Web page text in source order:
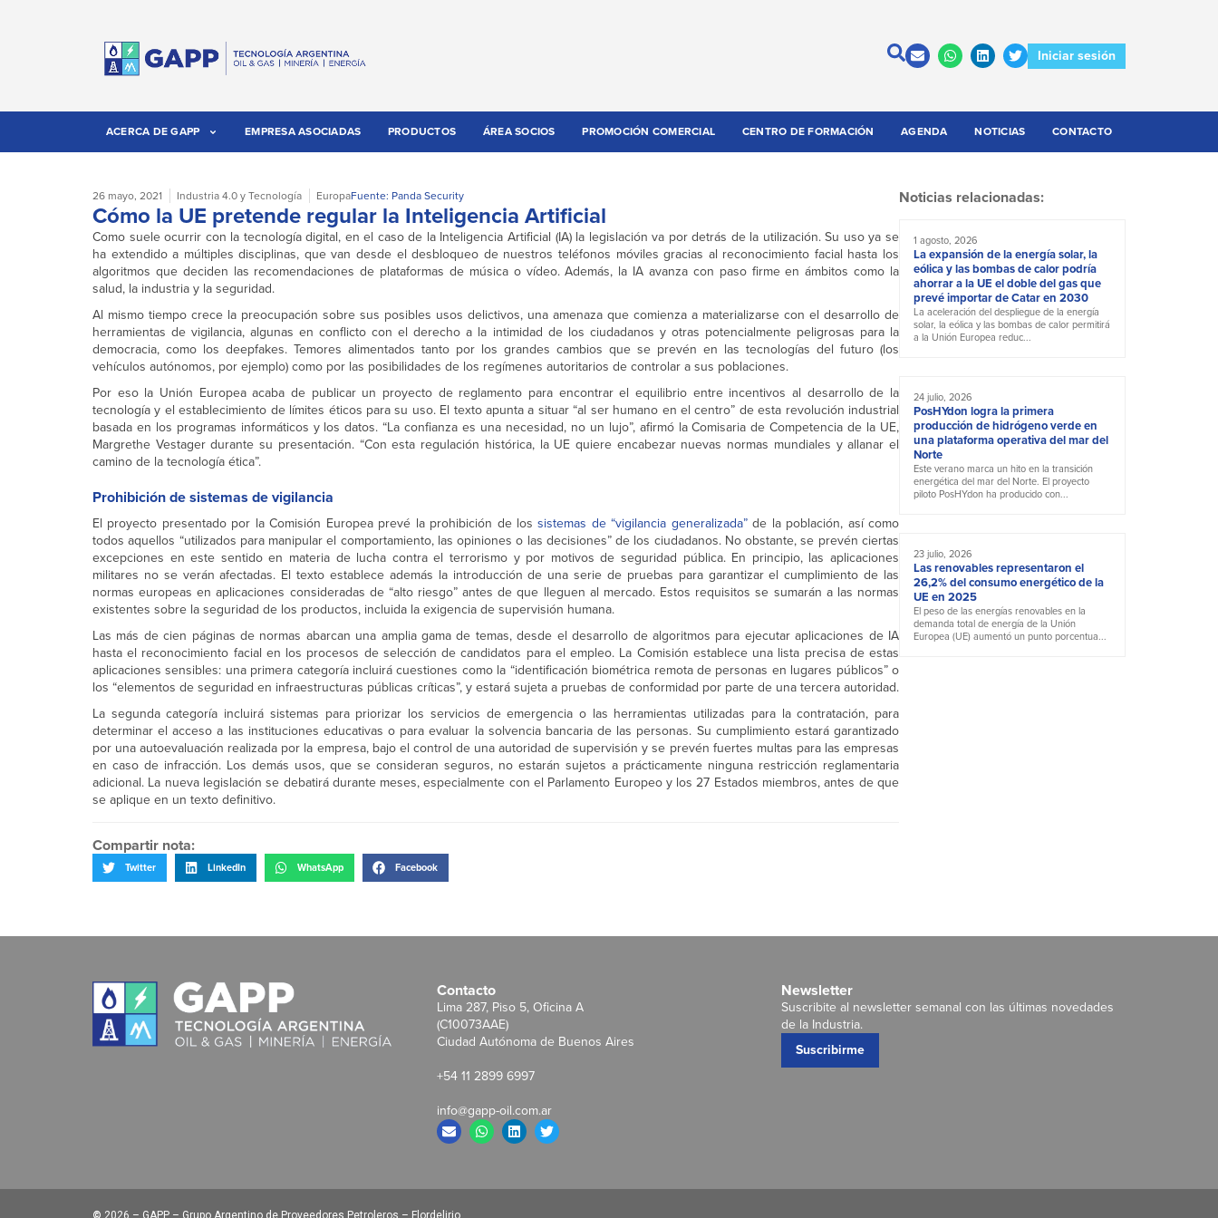
Iniciar sesión
ACERCA DE GAPP EMPRESA ASOCIADAS PRODUCTOS ÁREA SOCIOS PROMOCIÓN COMERCIAL CENTRO DE FORMACIÓN AGENDA NOTICIAS CONTACTO
26 mayo, 2021 Industria 4.0 y Tecnología EuropaFuente: Panda Security
Cómo la UE pretende regular la Inteligencia Artificial
Como suele ocurrir con la tecnología digital, en el caso de la Inteligencia Artificial (IA) la legislación va por detrás de la utilización. Su uso ya se
ha extendido a múltiples disciplinas, que van desde el desbloqueo de nuestros teléfonos móviles gracias al reconocimiento facial hasta los
algoritmos que deciden las recomendaciones de plataformas de música o vídeo. Además, la IA avanza con paso firme en ámbitos como la
salud, la industria y la seguridad.
Al mismo tiempo crece la preocupación sobre sus posibles usos delictivos, una amenaza que comienza a materializarse con el desarrollo de
herramientas de vigilancia, algunas en conflicto con el derecho a la intimidad de los ciudadanos y otras potencialmente peligrosas para la
democracia, como los deepfakes. Temores alimentados tanto por los grandes cambios que se prevén en las tecnologías del futuro (los
vehículos autónomos, por ejemplo) como por las posibilidades de los regímenes autoritarios de controlar a sus poblaciones.
Por eso la Unión Europea acaba de publicar un proyecto de reglamento para encontrar el equilibrio entre incentivos al desarrollo de la
tecnología y el establecimiento de límites éticos para su uso. El texto apunta a situar “al ser humano en el centro” de esta revolución industrial
basada en los programas informáticos y los datos. “La confianza es una necesidad, no un lujo”, afirmó la Comisaria de Competencia de la UE,
Margrethe Vestager durante su presentación. “Con esta regulación histórica, la UE quiere encabezar nuevas normas mundiales y allanar el
camino de la tecnología ética”.
Prohibición de sistemas de vigilancia
El proyecto presentado por la Comisión Europea prevé la prohibición de lossistemas de “vigilancia generalizada”de la población, así como
todos aquellos “utilizados para manipular el comportamiento, las opiniones o las decisiones” de los ciudadanos. No obstante, se prevén ciertas
excepciones en este sentido en materia de lucha contra el terrorismo y por motivos de seguridad pública. En principio, las aplicaciones
militares no se verán afectadas. El texto establece además la introducción de una serie de pruebas para garantizar el cumplimiento de las
normas europeas en aplicaciones consideradas de “alto riesgo” antes de que lleguen al mercado. Estos requisitos se sumarán a las normas
existentes sobre la seguridad de los productos, incluida la exigencia de supervisión humana.
Las más de cien páginas de normas abarcan una amplia gama de temas, desde el desarrollo de algoritmos para ejecutar aplicaciones de IA
hasta el reconocimiento facial en los procesos de selección de candidatos para el empleo. La Comisión establece una lista precisa de estas
aplicaciones sensibles: una primera categoría incluirá cuestiones como la “identificación biométrica remota de personas en lugares públicos” o
los “elementos de seguridad en infraestructuras públicas críticas”, y estará sujeta a pruebas de conformidad por parte de una tercera autoridad.
La segunda categoría incluirá sistemas para priorizar los servicios de emergencia o las herramientas utilizadas para la contratación, para
determinar el acceso a las instituciones educativas o para evaluar la solvencia bancaria de las personas. Su cumplimiento estará garantizado
por una autoevaluación realizada por la empresa, bajo el control de una autoridad de supervisión y se prevén fuertes multas para las empresas
en caso de infracción. Los demás usos, que se consideran seguros, no estarán sujetos a prácticamente ninguna restricción reglamentaria
adicional. La nueva legislación se debatirá durante meses, especialmente con el Parlamento Europeo y los 27 Estados miembros, antes de que
se aplique en un texto definitivo.
Compartir nota:
Twitter LinkedIn WhatsApp Facebook
Noticias relacionadas:
1 agosto, 2026
La expansión de la energía solar, la
eólica y las bombas de calor podría
ahorrar a la UE el doble del gas que
prevé importar de Catar en 2030
La aceleración del despliegue de la energía
solar, la eólica y las bombas de calor permitirá
a la Unión Europea reduc...
24 julio, 2026
PosHYdon logra la primera
producción de hidrógeno verde en
una plataforma operativa del mar del
Norte
Este verano marca un hito en la transición
energética del mar del Norte. El proyecto
piloto PosHYdon ha producido con...
23 julio, 2026
Las renovables representaron el
26,2% del consumo energético de la
UE en 2025
El peso de las energías renovables en la
demanda total de energía de la Unión
Europea (UE) aumentó un punto porcentua...
Contacto
Lima 287, Piso 5, Oficina A
(C10073AAE)
Ciudad Autónoma de Buenos Aires
+54 11 2899 6997
info@gapp-oil.com.ar
Newsletter
Suscribite al newsletter semanal con las últimas novedades
de la Industria.
Suscribirme
© 2026 – GAPP – Grupo Argentino de Proveedores Petroleros – Flordelirio